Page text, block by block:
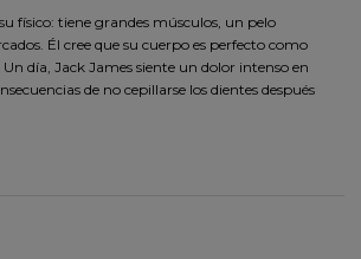
físico: tiene grandes músculos, un pelo
Él cree que su cuerpo es perfecto como
día, Jack James siente un dolor intenso en
de no cepillarse los dientes después